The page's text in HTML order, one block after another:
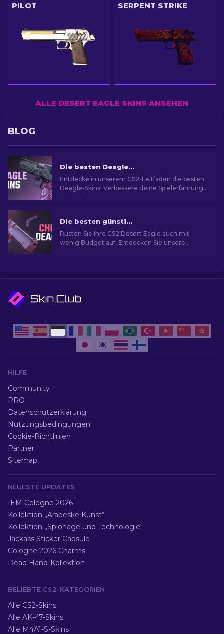
PILOT SERPENT STRIKE
ALLE DESERT EAGLE SKINS ANSEHEN
BLOG
Die besten Deagle-Skins in CS2 [2026]
Entdecke in unserem CS2-Leitfaden die besten
Deagle-Skins! Verbessere deine Spielerfahrung,
Die besten günstigen Desert Eagle Skins im CS2
Rüsten Sie Ihre CS2 Desert Eagle auch mit
wenig Budget auf! Entdecken Sie unsere
HILFE
Community
PRO
Datenschutzerklärung
Nutzungsbedingungen
Cookie-Richtlinien
Partner
Sitemap
NEUESTE UPDATES
IEM Cologne 2026
Kollektion „Arabeske Kunst“
Kollektion „Spionage und Technologie“
Jackass Sticker Capsule
Cologne 2026 Charms
Dead Hand-Kollektion
BELIEBTE CS2-KATEGORIEN
Alle CS2-Skins
Alle AK-47-Skins
Alle M4A1-S-Skins